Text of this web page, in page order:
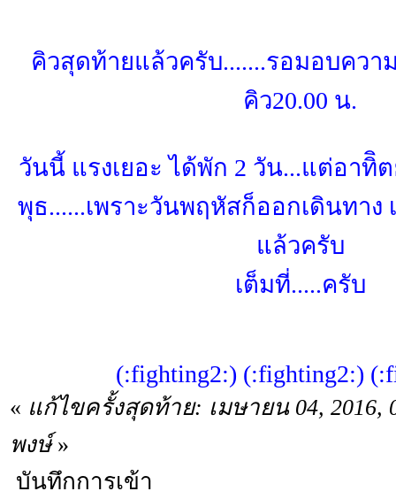
คิวสุดท้ายแล้วครับ.......รอมอบควา
คิว20.00 น.
วันนี้ แรงเยอะ ได้พัก 2 วัน...แต่อาทิิ
พุธ......เพราะวันพฤหัสก็ออกเดินทาง
แล้วครับ
เต็มที่.....ครับ
(:fighting2:) (:fighting2:)
« แก้ไขครั้งสุดท้าย: เมษายน 04, 2016,
พงษ์»
บันทึกการเข้า